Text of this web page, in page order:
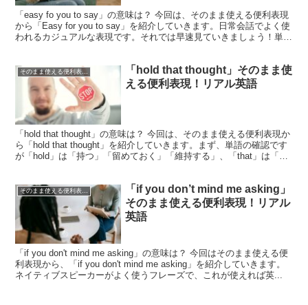
「easy fo you to say」の意味は？ 今回は、そのまま使える便利表現
から「Easy for you to say」を紹介していきます。日常会話でよく使
われるカジュアルな表現です。それでは早速見ていきましょう！単語
そのまま使える便利表現！シリーズ
「hold that thought」そのまま使
える便利表現！リアル英語
「hold that thought」の意味は？ 今回は、そのまま使える便利表現か
ら「hold that thought」を紹介していきます。まず、単語の確認です
が「hold」は「持つ」「留めておく」「維持する」、「that」は「そ
そのまま使える便利表現！シリーズ
「if you don’t mind me asking」
そのまま使える便利表現！リアル
英語
「if you don't mind me asking」の意味は？ 今回はそのまま使える便
利表現から、「if you don't mind me asking」を紹介していきます。
ネイティブスピーカーがよく使うフレーズで、これが使えれば英...